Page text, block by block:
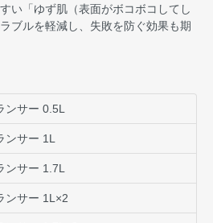
い「ゆず肌（表面がボコボコしてし
ブルを軽減し、失敗を防ぐ効果も期
ンサー 0.5L
ンサー 1L
ンサー 1.7L
ンサー 1L×2